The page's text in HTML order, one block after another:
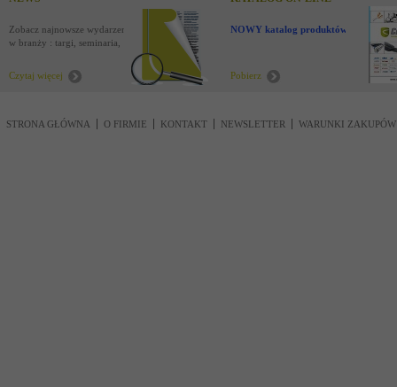
Zobacz najnowsze wydarzenia
w branży : targi, seminaria,
Czytaj więcej
NOWY katalog produktów !
Pobierz
STRONA GŁÓWNA O FIRMIE KONTAKT NEWSLETTER WARUNKI ZAKUPÓW